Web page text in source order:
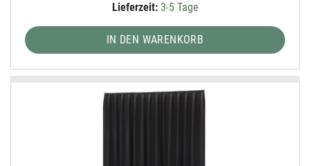
Lieferzeit:3-5 Tage
IN DEN WARENKORB